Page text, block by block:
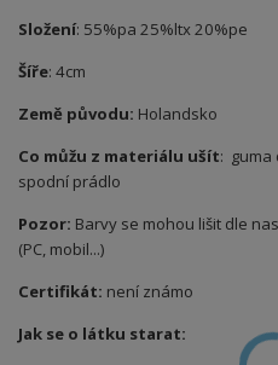
Složení: 55%pa 25%ltx 20%pe
Šíře: 4cm
Země původu: Holandsko
Co můžu z materiálu ušít: guma
spodní prádlo
Pozor: Barvy se mohou lišit dle
(PC, mobil...)
Certifikát: není známo
Jak se o látku starat: